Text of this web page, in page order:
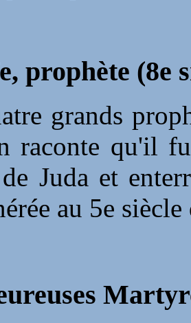
prophète (8e
grands
raconte qu'il
de Juda et
au 5e